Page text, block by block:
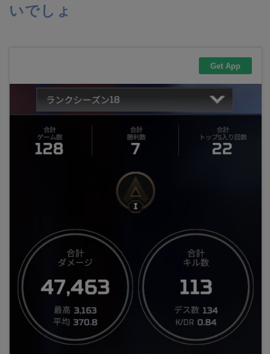
いでしょ